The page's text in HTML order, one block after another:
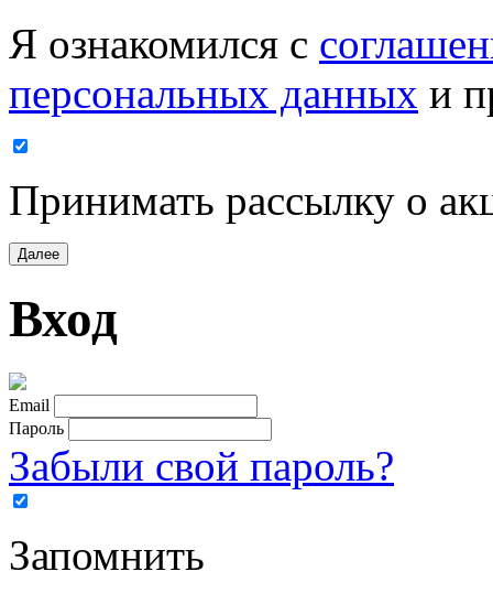
Я ознакомился с
персональных данных и
Принимать рассылку о
Далее
Вход
Email
Пароль
Забыли свой пароль?
Запомнить